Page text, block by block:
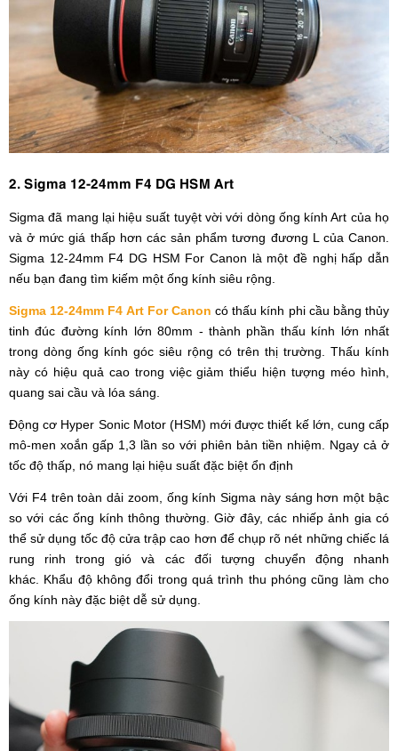
2. Sigma 12-24mm F4 DG HSM Art
Sigma đã mang lại hiệu suất tuyệt vời với dòng ống kính Art của họ
và ở mức giá thấp hơn các sản phẩm tương đương L của Canon.
Sigma 12-24mm F4 DG HSM For Canon là một đề nghị hấp dẫn
nếu bạn đang tìm kiếm một ống kính siêu rộng.
Sigma 12-24mm F4 Art For Canon có thấu kính phi cầu bằng thủy
tinh đúc đường kính lớn 80mm - thành phần thấu kính lớn nhất
trong dòng ống kính góc siêu rộng có trên thị trường. Thấu kính
này có hiệu quả cao trong việc giảm thiểu hiện tượng méo hình,
quang sai cầu và lóa sáng.
Động cơ Hyper Sonic Motor (HSM) mới được thiết kế lớn, cung cấp
mô-men xoắn gấp 1,3 lần so với phiên bản tiền nhiệm. Ngay cả ở
tốc độ thấp, nó mang lại hiệu suất đặc biệt ổn định
Với F4 trên toàn dải zoom, ống kính Sigma này sáng hơn một bậc
so với các ống kính thông thường. Giờ đây, các nhiếp ảnh gia có
thể sử dụng tốc độ cửa trập cao hơn để chụp rõ nét những chiếc lá
rung rinh trong gió và các đối tượng chuyển động nhanh
khác. Khẩu độ không đổi trong quá trình thu phóng cũng làm cho
ống kính này đặc biệt dễ sử dụng.